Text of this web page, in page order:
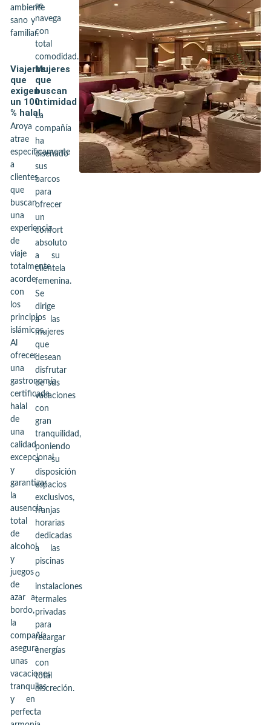
ambiente
sano y
familiar.
se
navega
con
total
comodidad.
Viajeros
que
exigen
un 100
% halal
Aroya
atrae
específicamente
a
clientes
que
buscan
una
experiencia
de
viaje
totalmente
acorde
con
los
principios
islámicos.
Al
ofrecer
una
gastronomía
certificada
halal
de
una
calidad
excepcional
y
garantizar
la
ausencia
total
de
alcohol
y
juegos
de
azar a
bordo,
la
compañía
asegura
unas
vacaciones
tranquilas
y en
perfecta
Mujeres
que
buscan
intimidad
La
compañía
ha
diseñado
sus
barcos
para
ofrecer
un
confort
absoluto
a su
clientela
femenina.
Se
dirige
a las
mujeres
que
desean
disfrutar
de sus
vacaciones
con
gran
tranquilidad,
poniendo
a su
disposición
espacios
exclusivos,
franjas
horarias
dedicadas
a las
piscinas
o
instalaciones
termales
privadas
para
recargar
energías
con
total
discreción.